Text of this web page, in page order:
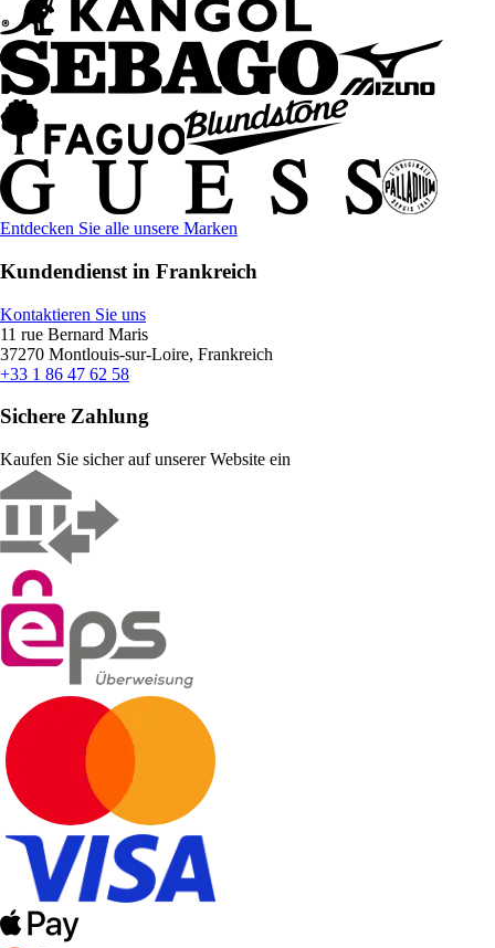
Entdecken Sie alle unsere Marken
Kundendienst in Frankreich
Kontaktieren Sie uns
11 rue Bernard Maris
37270 Montlouis-sur-Loire, Frankreich
+33 1 86 47 62 58
Sichere Zahlung
Kaufen Sie sicher auf unserer Website ein